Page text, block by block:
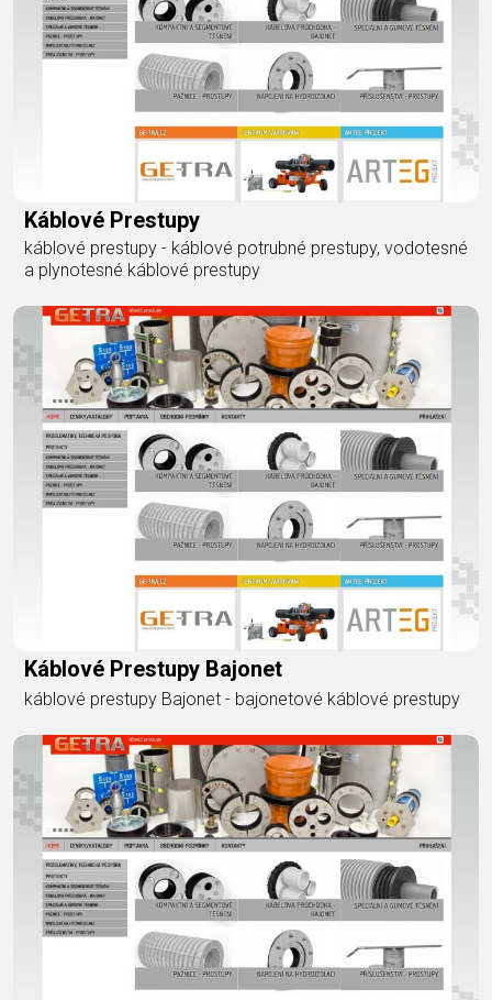
Káblové Prestupy
káblové prestupy - káblové potrubné prestupy, vodotesné
a plynotesné káblové prestupy
Káblové Prestupy Bajonet
káblové prestupy Bajonet - bajonetové káblové prestupy